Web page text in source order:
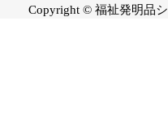
Copyright © 福祉発明品